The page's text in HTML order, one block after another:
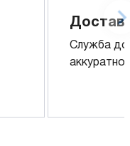
Служба
аккуратно